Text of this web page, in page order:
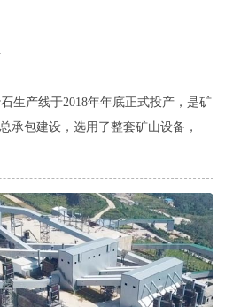
生产线于2018年年底正式投产，是矿
承包建设，选用了整套矿山设备，